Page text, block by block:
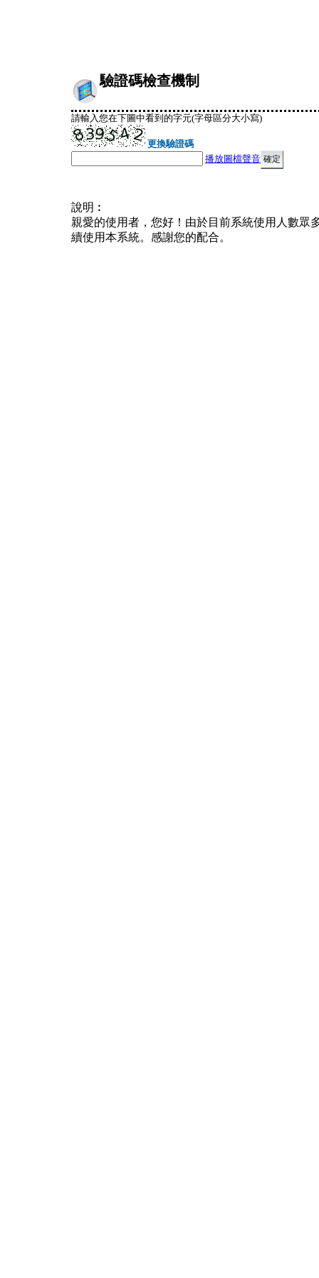
驗證碼檢查機制
請輸入您在下圖中看到的字元(字母區分大小寫)
更換驗證碼
播放圖檔聲音
說明︰
親愛的使用者，您好！由於目前系統使用人數眾
續使用本系統。感謝您的配合。